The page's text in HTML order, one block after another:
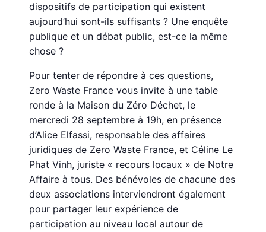
dispositifs de participation qui existent
aujourd’hui sont-ils suffisants ? Une enquête
publique et un débat public, est-ce la même
chose ?
Pour tenter de répondre à ces questions,
Zero Waste France vous invite à une table
ronde à la Maison du Zéro Déchet, le
mercredi 28 septembre à 19h, en présence
d’Alice Elfassi, responsable des affaires
juridiques de Zero Waste France, et Céline Le
Phat Vinh, juriste « recours locaux » de Notre
Affaire à tous. Des bénévoles de chacune des
deux associations interviendront également
pour partager leur expérience de
participation au niveau local autour de